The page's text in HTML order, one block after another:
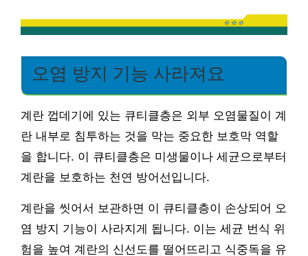
오염 방지 기능 사라져요
계란 껍데기에 있는 큐티클층은 외부 오염물질이 계
란 내부로 침투하는 것을 막는 중요한 보호막 역할
을 합니다. 이 큐티클층은 미생물이나 세균으로부터
계란을 보호하는 천연 방어선입니다.
계란을 씻어서 보관하면 이 큐티클층이 손상되어 오
염 방지 기능이 사라지게 됩니다. 이는 세균 번식 위
험을 높여 계란의 신선도를 떨어뜨리고 식중독을 유